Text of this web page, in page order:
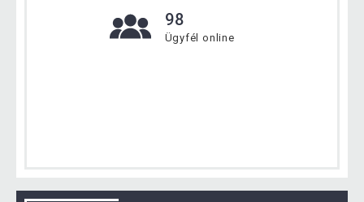
98
Ügyfél online